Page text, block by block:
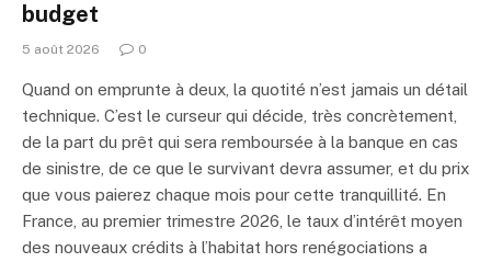
budget
5 août 2026 0
Quand on emprunte à deux, la quotité n’est jamais un détail
technique. C’est le curseur qui décide, très concrètement,
de la part du prêt qui sera remboursée à la banque en cas
de sinistre, de ce que le survivant devra assumer, et du prix
que vous paierez chaque mois pour cette tranquillité. En
France, au premier trimestre 2026, le taux d’intérêt moyen
des nouveaux crédits à l’habitat hors renégociations a